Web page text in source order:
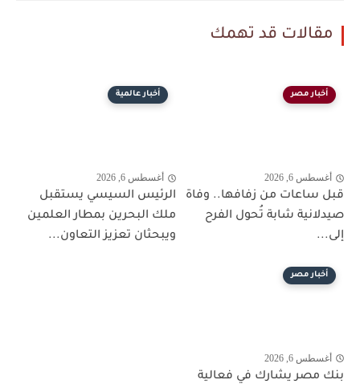
مقالات قد تهمك
أخبار مصر
أغسطس 6, 2026
قبل ساعات من زفافها.. وفاة
صيدلانية شابة تُحول الفرح
إلى...
أخبار عالمية
أغسطس 6, 2026
الرئيس السيسي يستقبل
ملك البحرين بمطار العلمين
ويبحثان تعزيز التعاون...
أخبار مصر
أغسطس 6, 2026
بنك مصر يشارك في فعالية